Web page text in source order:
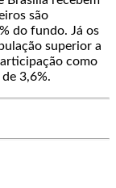
são
do fundo. Já os
superior a
como
3,6%.